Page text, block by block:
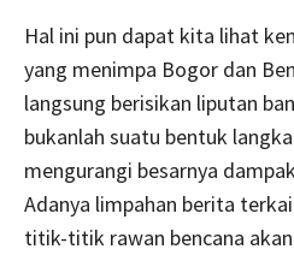
Hal ini pun dapat kita lihat
yang menimpa Bogor dan
langsung berisikan liputan
bukanlah suatu bentuk
mengurangi besarnya
Adanya limpahan berita
titik-titik rawan bencana